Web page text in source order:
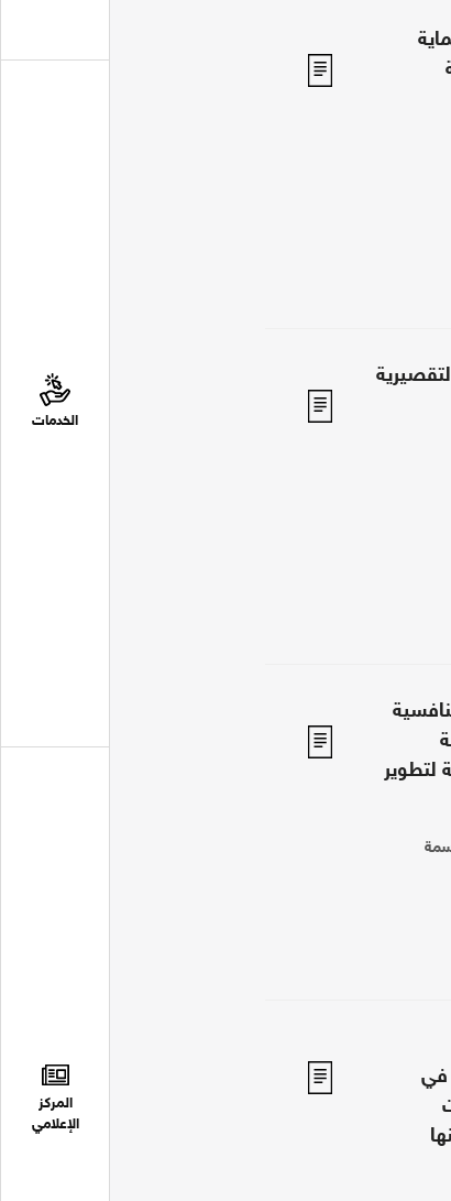
الخدمات
المركز
الإعلامي
لتطوير
في